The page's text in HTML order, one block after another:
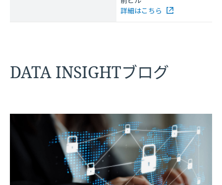
詳細はこちら
DATA INSIGHTブログ